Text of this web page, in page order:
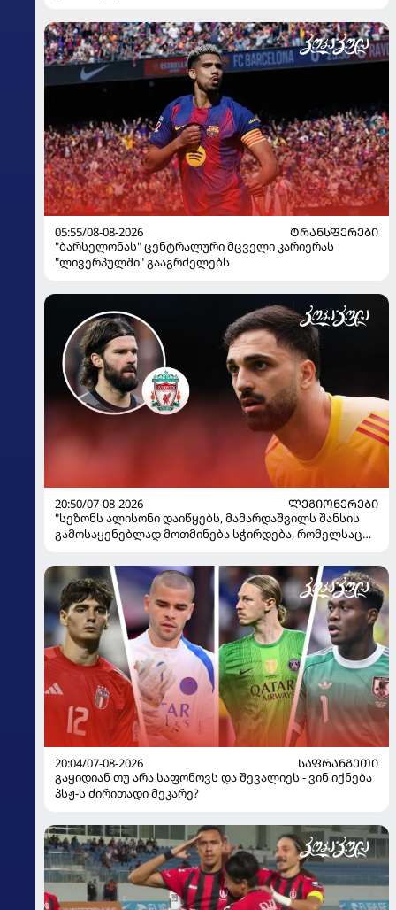
05:55/08-08-2026
ᲢᲠᲐᲜᲡᲤᲔᲠᲔᲑᲘ
"ბარსელონას" ცენტრალური მცველი კარიერას
"ლივერპულში" გააგრძელებს
20:50/07-08-2026
ᲚᲔᲒᲘᲝᲜᲔᲠᲔᲑᲘ
"სეზონს ალისონი დაიწყებს, მამარდაშვილს შანსის
გამოსაყენებლად მოთმინება სჭირდება, რომელსაც
ყოფილმა მეკარემ
20:04/07-08-2026
ᲡᲐᲤᲠᲐᲜᲒᲔᲗᲘ
გაყიდიან თუ არა საფონოვს და შევალიეს - ვინ იქნება
პსჟ-ს ძირითადი მეკარე?